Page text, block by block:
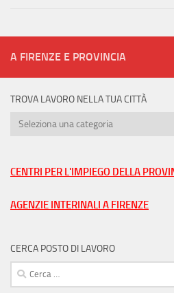
A FIRENZE E PROVINCIA
TROVA LAVORO NELLA TUA CITTÀ
Trova
tua
CENTRI PER L'IMPIEGO DELLA
AGENZIE INTERINALI A FIRENZE
CERCA POSTO DI LAVORO
Ricerca
per: